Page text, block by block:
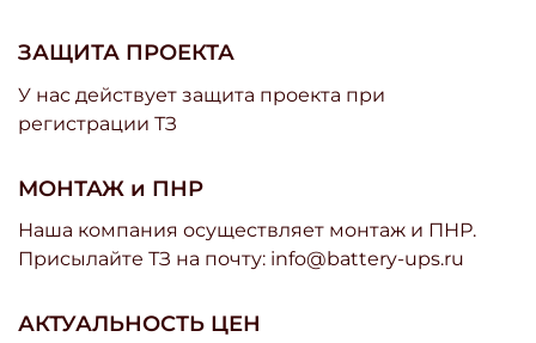
ЗАЩИТА ПРОЕКТА
У нас действует защита проекта при
регистрации ТЗ
МОНТАЖ и ПНР
Наша компания осуществляет монтаж и ПНР.
Присылайте ТЗ на почту: info@battery-ups.ru
АКТУАЛЬНОСТЬ ЦЕН